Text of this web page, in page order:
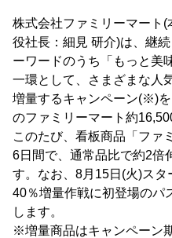
株式会社ファミリーマート
役社長：細見 研介)は、継
ーワードのうち「もっと美
一環として、さまざまな人
増量するキャンペーン(※)
のファミリーマート約
このたび、看板商品「ファ
6日間で、通常品比で約2倍
す。なお、8月15日(火)ス
40％増量作戦に初登場のパ
します。
※増量商品はキャンペーン